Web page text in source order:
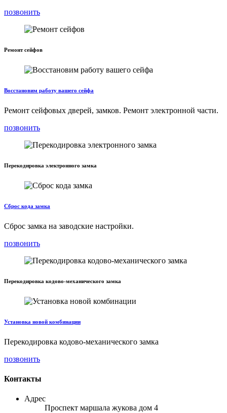
позвонить
Ремонт сейфов
Восстановим работу вашего сейфа
Ремонт сейфовых дверей, замков. Ремонт электронной части.
позвонить
Перекодировка электронного замка
Сброс кода замка
Сброс замка на заводские настройки.
позвонить
Перекодировка кодово-механического замка
Установка новой комбинации
Перекодировка кодово-механического замка
позвонить
Контакты
Адрес
Проспект маршала жукова дом 4